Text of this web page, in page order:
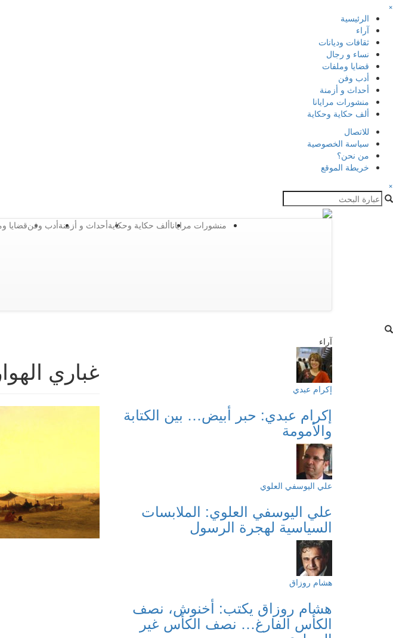
×
الرئيسية
آراء
ثقافات وديانات
نساء و رجال
قضايا وملفات
أدب وفن
أحداث و أزمنة
منشورات مرايانا
ألف حكاية وحكاية
للاتصال
سياسة الخصوصية
من نحن؟
خريطة الموقع
×
قضاياأدب وفنأحداث و أزمنةألف حكاية وحكايةمنشورات مرايانا
غباري
آراء
إكرام عبدي
إكرام عبدي: حبر أبيض… بين الكتابة
والأمومة
علي اليوسفي العلوي
علي اليوسفي العلوي: الملابسات
السياسية لهجرة الرسول
هشام روزاق
هشام روزاق يكتب: أخنوش، نصف
الكأس الفارغ… نصف الكأس غير